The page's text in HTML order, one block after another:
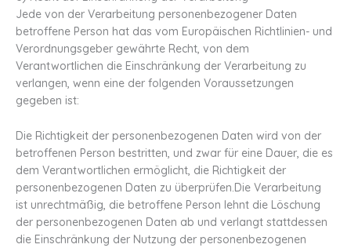
Jede von der Verarbeitung personenbezogener Daten
betroffene Person hat das vom Europäischen Richtlinien- und
Verordnungsgeber gewährte Recht, von dem
Verantwortlichen die Einschränkung der Verarbeitung zu
verlangen, wenn eine der folgenden Voraussetzungen
gegeben ist:
Die Richtigkeit der personenbezogenen Daten wird von der
betroffenen Person bestritten, und zwar für eine Dauer, die es
dem Verantwortlichen ermöglicht, die Richtigkeit der
personenbezogenen Daten zu überprüfen.Die Verarbeitung
ist unrechtmäßig, die betroffene Person lehnt die Löschung
der personenbezogenen Daten ab und verlangt stattdessen
die Einschränkung der Nutzung der personenbezogenen